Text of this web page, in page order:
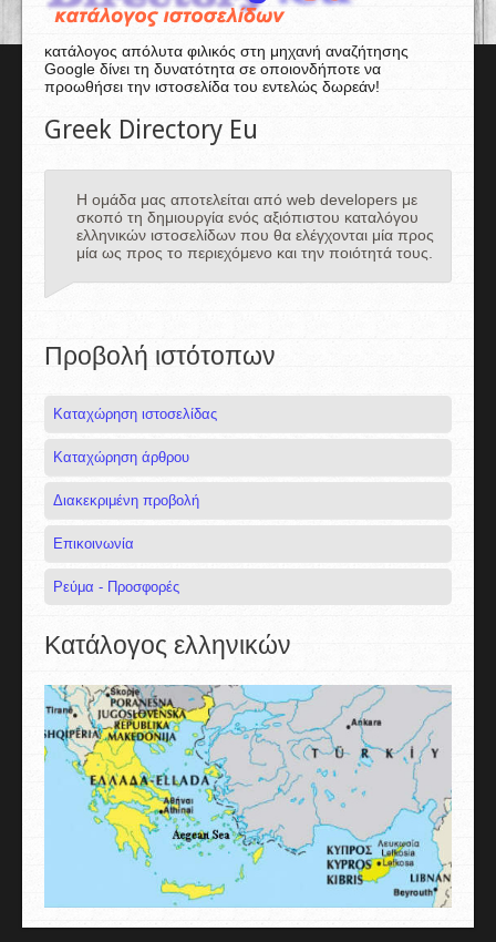
κατάλογος απόλυτα φιλικός στη μηχανή αναζήτησης
Google δίνει τη δυνατότητα σε οποιονδήποτε να
προωθήσει την ιστοσελίδα του εντελώς δωρεάν!
Greek Directory Eu
Η ομάδα μας αποτελείται από web developers με
σκοπό τη δημιουργία ενός αξιόπιστου καταλόγου
ελληνικών ιστοσελίδων που θα ελέγχονται μία προς
μία ως προς το περιεχόμενο και την ποιότητά τους.
Προβολή ιστότοπων
Καταχώρηση ιστοσελίδας
Καταχώρηση άρθρου
Διακεκριμένη προβολή
Επικοινωνία
Ρεύμα - Προσφορές
Κατάλογος ελληνικών